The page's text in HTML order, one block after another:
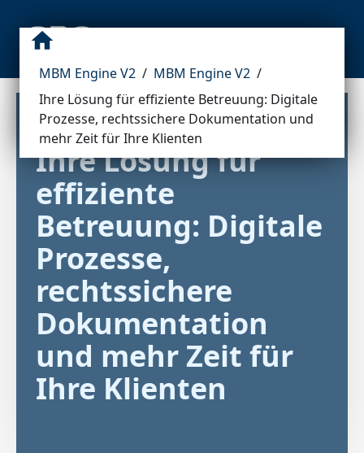
MBM Engine V2 / MBM Engine V2 /
Ihre Lösung für effiziente Betreuung: Digitale
Prozesse, rechtssichere Dokumentation und
mehr Zeit für Ihre Klienten
Ihre Lösung für
effiziente
Betreuung: Digitale
Prozesse,
rechtssichere
Dokumentation
und mehr Zeit für
Ihre Klienten